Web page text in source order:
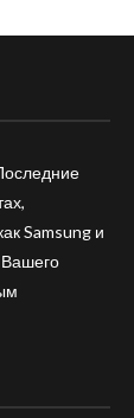
Samsung и